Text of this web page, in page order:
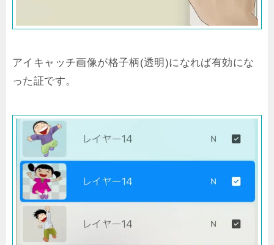
アイキャッチ画像が格子柄(透明)になれば有効にな
った証です。